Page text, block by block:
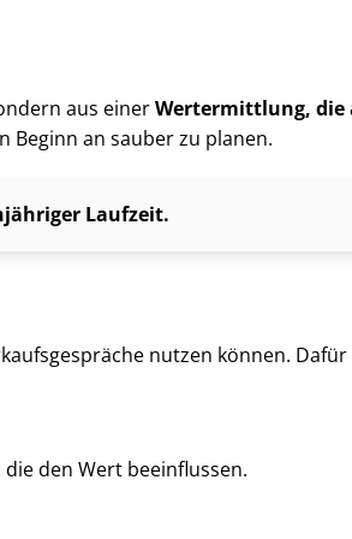
aus einerWertermittlung, die
Beginn an sauber zu planen.
Laufzeit.
nutzen können.
den Wert beeinflussen.